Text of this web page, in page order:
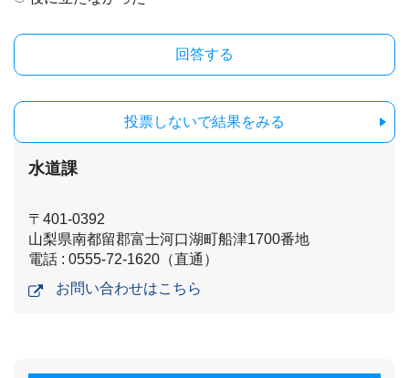
投票しないで結果をみる
水道課
〒401-0392
山梨県南都留郡富士河口湖町船津1700番地
電話 : 0555-72-1620（直通）
お問い合わせはこちら